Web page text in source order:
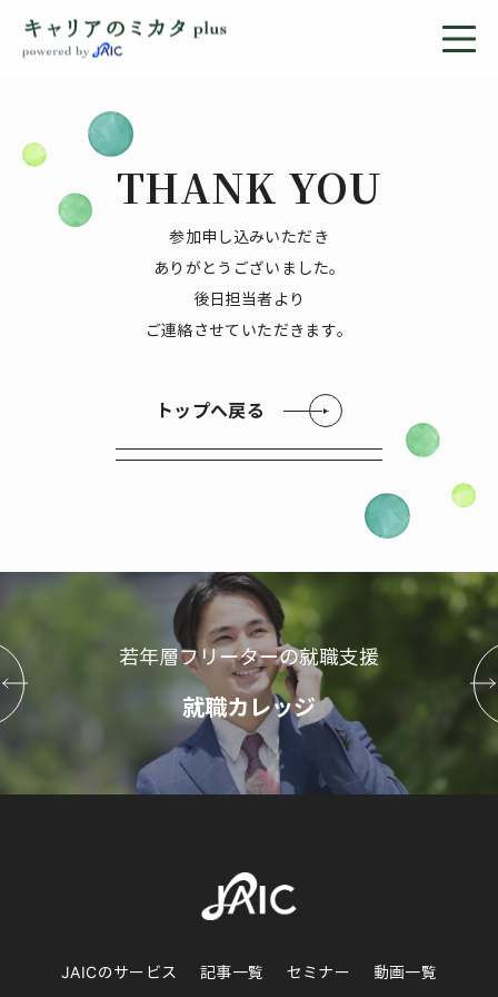
THANK YOU
参加申し込みいただき
ありがとうございました。
後日担当者より
ご連絡させていただきます。
トップへ戻る
若年層フリーターの就職支援
就職カレッジ
JAICのサービス 記事一覧 セミナー 動画一覧